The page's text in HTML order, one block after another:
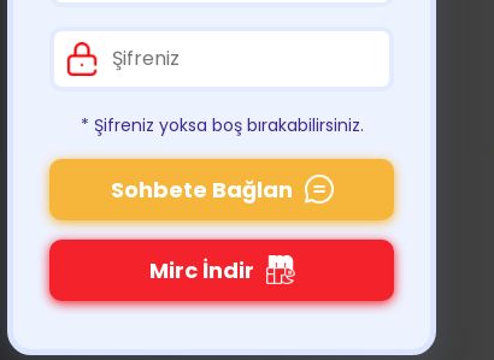
* Şifreniz yoksa boş bırakabilirsiniz.
Sohbete Bağlan
Mirc İndir